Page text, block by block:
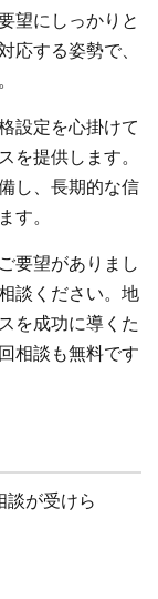
望にしっかりと
応する姿勢で、
設定を心掛けて
を提供します。
し、長期的な信
す。
要望がありまし
談ください。地
を成功に導くた
相談も無料です
談が受けら